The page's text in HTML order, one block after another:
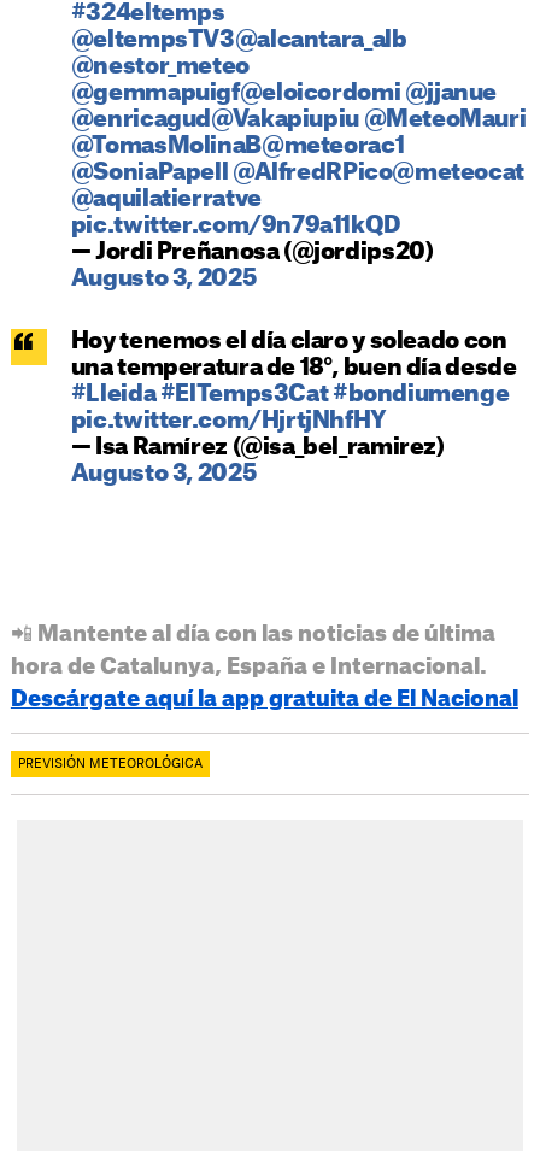
#324eltemps
@eltempsTV3@alcantara_alb
@nestor_meteo
@gemmapuigf@eloicordomi @jjanue
@enricagud @Vakapiupiu @MeteoMauri
@TomasMolinaB@meteorac1
@SoniaPapell
@AlfredRPico@meteocat
@aquilatierratve
pic.twitter.com/9n79a11kQD
— Jordi Preñanosa (@jordips20)
Augusto 3, 2025
Hoy tenemos el día claro y soleado con
una temperatura de 18°, buen día desde
#Lleida #ElTemps3Cat #bondiumenge
pic.twitter.com/HjrtjNhfHY
— Isa Ramírez (@isa_bel_ramirez)
Augusto 3, 2025
📲 Mantente al día con las noticias de última
hora de Catalunya, España e Internacional.
Descárgate aquí la app gratuita de El Nacional
PREVISIÓN METEOROLÓGICA